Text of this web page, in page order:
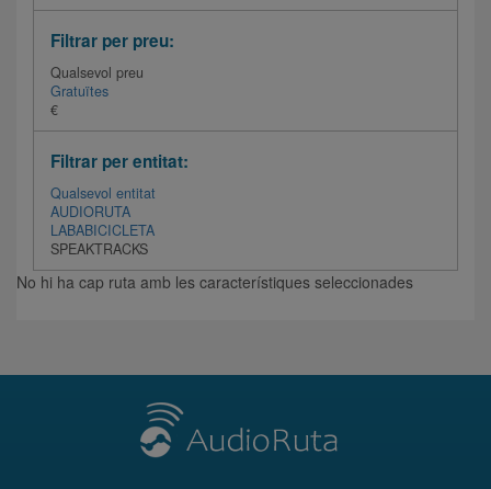
Filtrar per preu:
Qualsevol preu
Gratuïtes
€
Filtrar per entitat:
Qualsevol entitat
AUDIORUTA
LABABICICLETA
SPEAKTRACKS
No hi ha cap ruta amb les característiques seleccionades